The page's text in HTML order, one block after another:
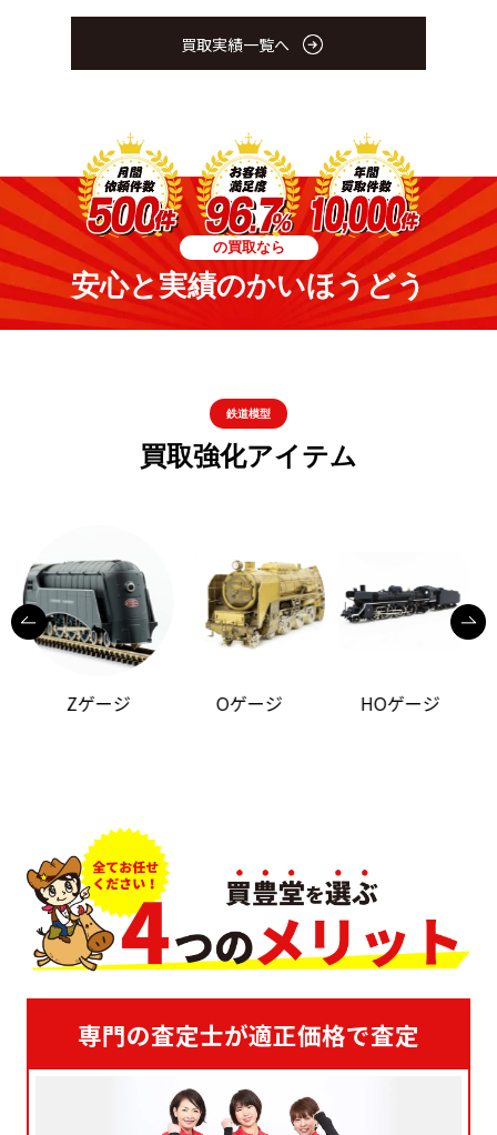
買取実績一覧へ
の買取なら
安心と実績のかいほうどう
鉄道模型
買取強化アイテム
Zゲージ Oゲージ HOゲージ
専門の査定士が適正価格で査定